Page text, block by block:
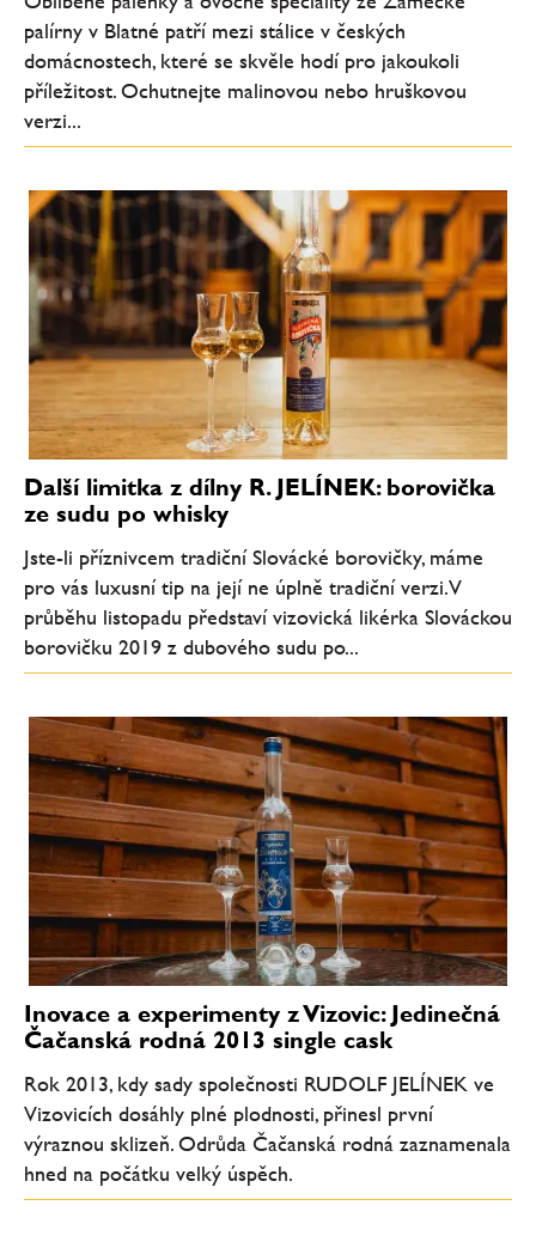
palírny v Blatné patří mezi stálice v českých
domácnostech, které se skvěle hodí pro jakoukoli
příležitost. Ochutnejte malinovou nebo hruškovou
verzi...
Další limitka z dílny R. JELÍNEK: borovička
ze sudu po whisky
Jste-li příznivcem tradiční Slovácké borovičky, máme
pro vás luxusní tip na její ne úplně tradiční verzi. V
průběhu listopadu představí vizovická likérka Slováckou
borovičku 2019 z dubového sudu po...
Inovace a experimenty z Vizovic: Jedinečná
Čačanská rodná 2013 single cask
Rok 2013, kdy sady společnosti RUDOLF JELÍNEK ve
Vizovicích dosáhly plné plodnosti, přinesl první
výraznou sklizeň. Odrůda Čačanská rodná zaznamenala
hned na počátku velký úspěch.